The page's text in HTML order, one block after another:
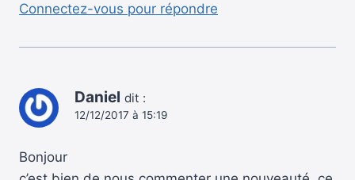
Connectez-vous pour répondre
Daniel dit :
12/12/2017 à 15:19
Bonjour